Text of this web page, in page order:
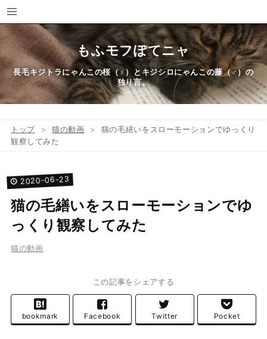
もふモフぽてニャ
長毛キジトラにゃんこの桜（♀）とキジシロにゃんこの藤（♂）の
独り言。
トップ > 猫の動画 >
猫の毛繕いをスローモーションでゆっくり
観察してみた
2020-06-23
猫の毛繕いをスローモーションでゆ
っくり観察してみた
猫の動画
この記事をシェアする
bookmark Facebook Twitter Pocket